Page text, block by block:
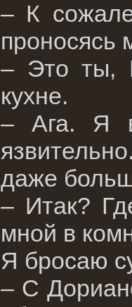
– К
проносясь
– Это ты,
кухне.
– Ага. Я
даже
– Итак?
мной в
Я бросаю
– С